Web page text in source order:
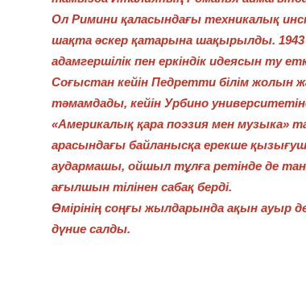
Ол Римини қаласындағы техникалық
шақта әскер қатарына шақырылды.
адамгершілік пен еркіндік идеясын ту
Соғыстан кейін Педретти білім
тәмамдады, кейін Урбино
«Америкалық қара поэзия мен
арасындағы байланысқа ерекше
аудармашы, ойшыл тұлға ретінде де
ағылшын тілінен сабақ берді.
Өмірінің соңғы жылдарында ақын ауыр
дүние салды.